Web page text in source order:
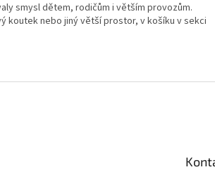
smysl dětem, rodičům i větším provozům.
koutek nebo jiný větší prostor, v košíku v sekci